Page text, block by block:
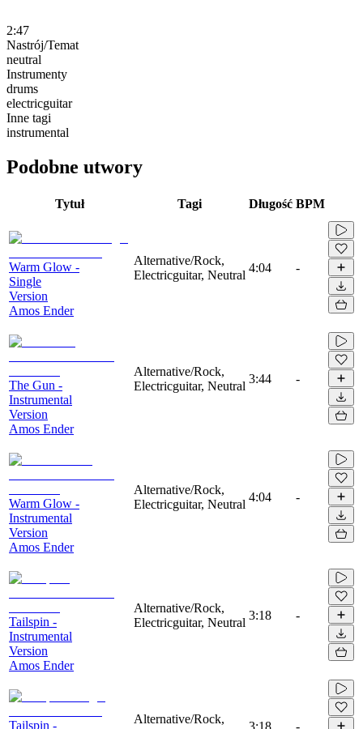
2:47
Nastrój/Temat
neutral
Instrumenty
drums
electricguitar
Inne tagi
instrumental
Podobne utwory
Tytuł Tagi Długość BPM
Warm Glow -
Single
Version
Amos Ender
Alternative/Rock,
Electricguitar, Neutral
4:04 -
The Gun -
Instrumental
Version
Amos Ender
Alternative/Rock,
Electricguitar, Neutral
3:44 -
Warm Glow -
Instrumental
Version
Amos Ender
Alternative/Rock,
Electricguitar, Neutral
4:04 -
Tailspin -
Instrumental
Version
Amos Ender
Alternative/Rock,
Electricguitar, Neutral
3:18 -
Tailspin -
Alternative/Rock,
3:18 -